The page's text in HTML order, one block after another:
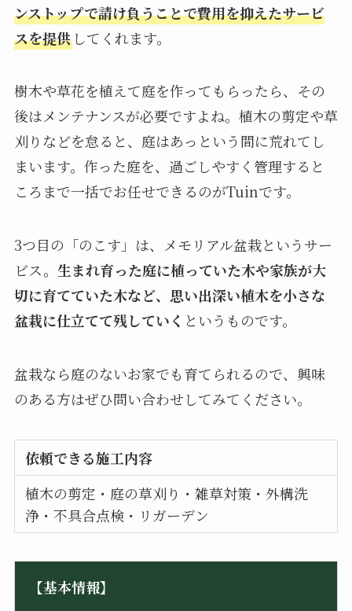
ンストップで請け負うことで費用を抑えたサービ
スを提供してくれます。
樹木や草花を植えて庭を作ってもらったら、その
後はメンテナンスが必要ですよね。植木の剪定や草
刈りなどを怠ると、庭はあっという間に荒れてし
まいます。作った庭を、過ごしやすく管理すると
ころまで一括でお任せできるのがTuinです。
3つ目の「のこす」は、メモリアル盆栽というサー
ビス。 生まれ育った庭に植っていた木や家族が大
切に育てていた木など、思い出深い植木を小さな
盆栽に仕立てて残していく というものです。
盆栽なら庭のないお家でも育てられるので、興味
のある方はぜひ問い合わせしてみてください。
依頼できる施工内容
植木の剪定・庭の草刈り・雑草対策・外構洗
浄・不具合点検・リガーデン
【基本情報】